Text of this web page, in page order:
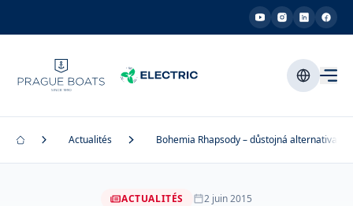
Actualités Bohemia Rhapsody – důstojná alternativa
ACTUALITÉS 2 juin 2015